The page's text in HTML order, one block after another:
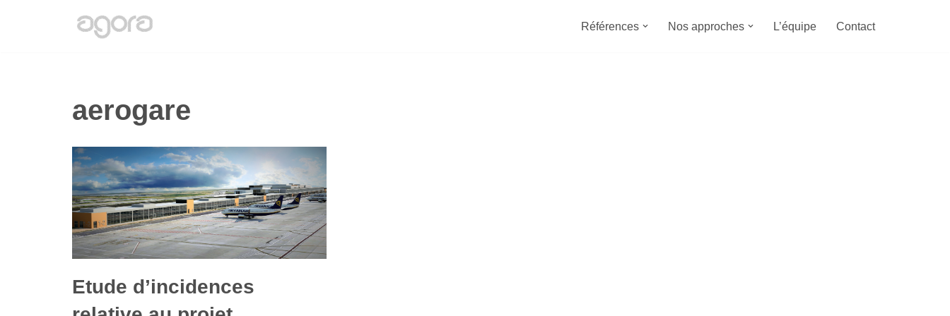
Références Nos approches L’équipe Contact
aerogare
Etude d’incidences